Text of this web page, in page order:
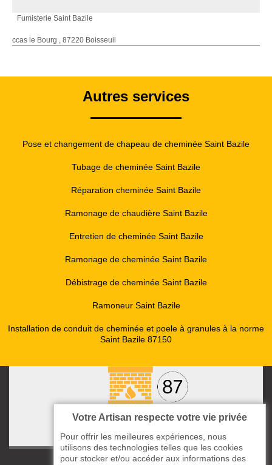
Fumisterie Saint Bazile
ccas le Bourg , 87220 Boisseuil
Autres services
Pose et changement de chapeau de cheminée Saint Bazile
Tubage de cheminée Saint Bazile
Réparation cheminée Saint Bazile
Ramonage de chaudière Saint Bazile
Entretien de cheminée Saint Bazile
Ramonage de cheminée Saint Bazile
Débistrage de cheminée Saint Bazile
Ramoneur Saint Bazile
Installation de conduit de cheminée et poele à granules à la norme
Saint Bazile 87150
ccas le Bourg
Votre Artisan respecte votre vie privée
Pour offrir les meilleures expériences, nous
utilisons des technologies telles que les cookies
pour stocker et/ou accéder aux informations des